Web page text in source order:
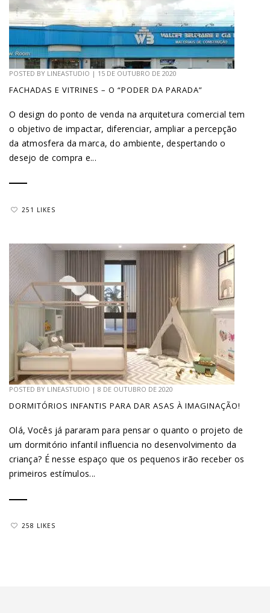
POSTED BY LINEASTUDIO | 15 DE OUTUBRO DE 2020
FACHADAS E VITRINES – O “PODER DA PARADA”
O design do ponto de venda na arquitetura comercial tem
o objetivo de impactar, diferenciar, ampliar a percepção
da atmosfera da marca, do ambiente, despertando o
desejo de compra e...
251 LIKES
POSTED BY LINEASTUDIO | 8 DE OUTUBRO DE 2020
DORMITÓRIOS INFANTIS PARA DAR ASAS À IMAGINAÇÃO!
Olá, Vocês já pararam para pensar o quanto o projeto de
um dormitório infantil influencia no desenvolvimento da
criança? É nesse espaço que os pequenos irão receber os
primeiros estímulos...
258 LIKES